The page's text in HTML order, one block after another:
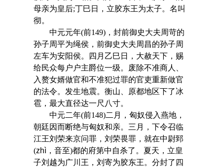
母亲为皇后;丁巳日，立胶东王为太子。名叫
彻。
中元元年(前149)，封前御史大夫周苛的
孙子周平为绳侯，前御史大夫周昌的孙子周
左车为安阳侯。四月乙巳日，大赦天下，赐
给民众每户户主爵位一级。废除不准商人、
入赘女婿做官和不准犯过罪的官吏重新做官
的法令。发生地震。衡山、原都地区下了冰
雹，最大直径达一尺八寸。
中元二年(前148)二月，匈奴侵入燕地，
朝廷因而断绝与匈奴和亲。三月，下令召临
江王刘荣来京问罪，刘荣畏罪，就在中尉郅
(zhì，音至)都的府第中自杀了。夏天，立皇
子刘越为广川王，刘寄为胶东王。分封了四